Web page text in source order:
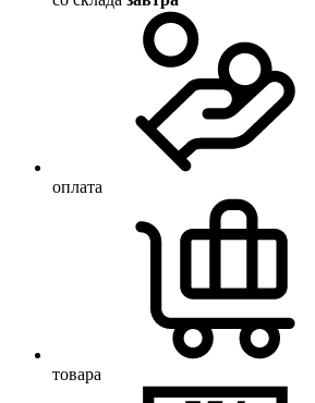
оплата
товара